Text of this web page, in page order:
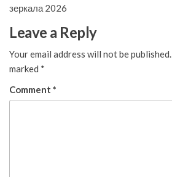
зеркала 2026
Leave a Reply
Your email address will not be published.
marked *
Comment *